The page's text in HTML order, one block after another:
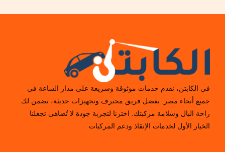
في الكابتن، نقدم خدمات موثوقة وسريعة على مدار الساعة في
جميع أنحاء مصر. بفضل فريق محترف وتجهيزات حديثة، نضمن لك
راحة البال وسلامة مركبتك. اخترنا لتجربة جودة لا تُضاهى تجعلنا
الخيار الأول لخدمات الإنقاذ ودعم المركبات